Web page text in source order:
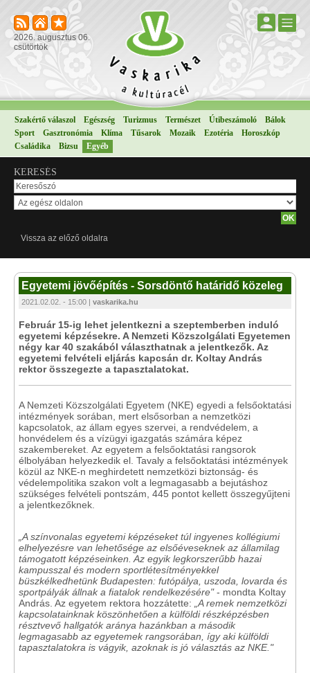
2026. augusztus 06.
csütörtök
Szakértő válaszol Egészség Turizmus Természet Útibeszámoló
Bálok
Sport
Gasztronómia Klíma Tűsarok Mozaik Ezotéria
Horoszkóp
Családika
Bizsu Egyéb
KERESÉS
Vissza az előző oldalra
Egyetemi jövőépítés - Sorsdöntő határidő közeleg
2021.02.02. - 15:00 | vaskarika.hu
Február 15-ig lehet jelentkezni a szeptemberben induló
egyetemi képzésekre. A Nemzeti Közszolgálati Egyetemen
négy kar 40 szakából választhatnak a jelentkezők. Az
egyetemi felvételi eljárás kapcsán dr. Koltay András
rektor összegezte a tapasztalatokat.
A Nemzeti Közszolgálati Egyetem (NKE) egyedi a felsőoktatási
intézmények sorában, mert elsősorban a nemzetközi
kapcsolatok, az állam egyes szervei, a rendvédelem, a
honvédelem és a vízügyi igazgatás számára képez
szakembereket. Az egyetem a felsőoktatási rangsorok
élbolyában helyezkedik el. Tavaly a felsőoktatási intézmények
közül az NKE-n meghirdetett nemzetközi biztonság- és
védelempolitika szakon volt a legmagasabb a bejutáshoz
szükséges felvételi pontszám, 445 pontot kellett összegyűjteni
a jelentkezőknek.
„A színvonalas egyetemi képzéseket túl ingyenes kollégiumi
elhelyezésre van lehetősége az elsőéveseknek az államilag
támogatott képzéseinken. Az egyik legkorszerűbb hazai
kampusszal és modern sportlétesítményekkel
büszkélkedhetünk Budapesten: futópálya, uszoda, lovarda és
sportpályák állnak a fiatalok rendelkezésére"- mondta Koltay
András. Az egyetem rektora hozzátette:
„A remek nemzetközi
kapcsolatainknak köszönhetően a külföldi részképzésben
résztvevő hallgatók aránya hazánkban a második
legmagasabb az egyetemek rangsorában, így aki külföldi
tapasztalatokra is vágyik, azoknak is jó választás az NKE."